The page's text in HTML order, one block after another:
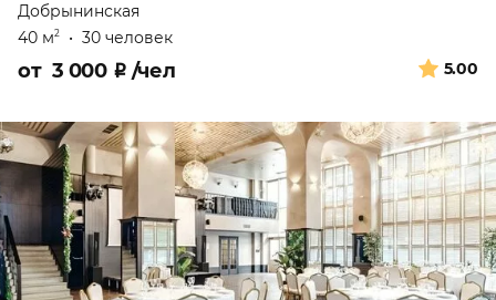
Добрынинская
40 м2 • 30 человек
5.00
от 3 000 ₽ /чел